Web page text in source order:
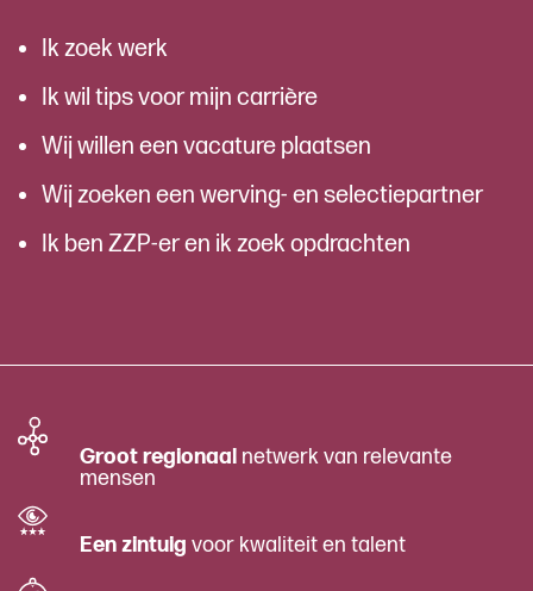
Ik zoek werk
Ik wil tips voor mijn carrière
Wij willen een vacature plaatsen
Wij zoeken een werving- en selectiepartner
Ik ben ZZP-er en ik zoek opdrachten
Groot regionaalnetwerk van relevante
mensen
Een zintuig voor kwaliteit en talent